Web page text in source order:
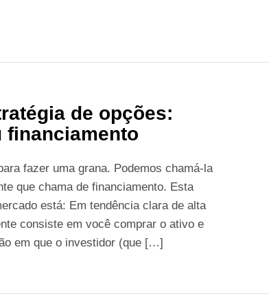
de opções:
financiamento
fazer uma grana. Podemos chamá-la
que chama de financiamento. Esta
está: Em tendência clara de alta
consiste em você comprar o ativo e
em que o investidor (que […]